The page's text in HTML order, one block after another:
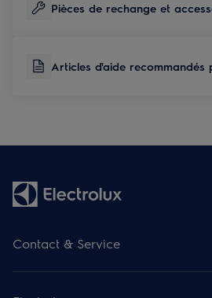
Pièces de rechange et
Articles d'aide recommandés
Contact & Service
Aperçu des services